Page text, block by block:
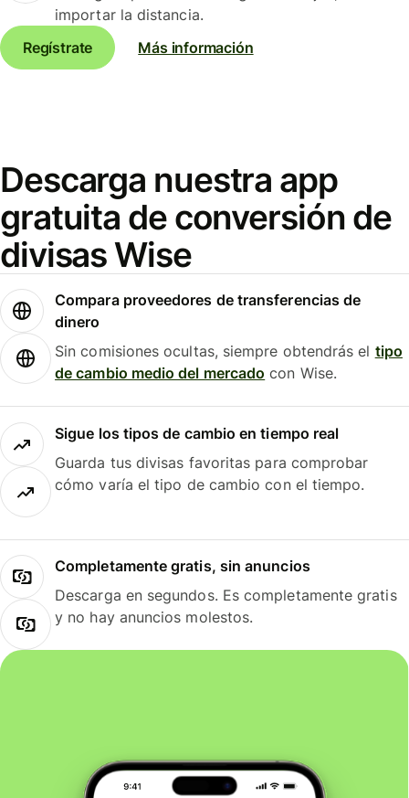
importar la distancia.
Regístrate
Más información
Descarga nuestra app
gratuita de conversión de
divisas Wise
Compara proveedores de transferencias de
dinero
Sin comisiones ocultas, siempre obtendrás el tipo
de cambio medio del mercado con Wise.
Sigue los tipos de cambio en tiempo real
Guarda tus divisas favoritas para comprobar
cómo varía el tipo de cambio con el tiempo.
Completamente gratis, sin anuncios
Descarga en segundos. Es completamente gratis
y no hay anuncios molestos.